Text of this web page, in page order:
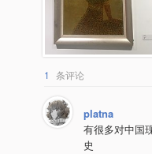
1 条评论
platna
有很多对中国
史